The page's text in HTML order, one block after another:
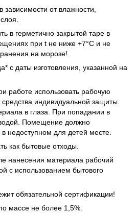
от влажности,
в герметично закрытой таре в
при t не ниже +7°С и не
на морозе!
с даты изготовления, указанной на
работе использовать рабочую
индивидуальной защиты.
в глаза. При попадании в
Помещение должно
недоступном для детей месте.
как бытовые отходы.
нанесения материала рабочий
с использованием бытового
обязательной сертификации!
массе не более 1,5%.